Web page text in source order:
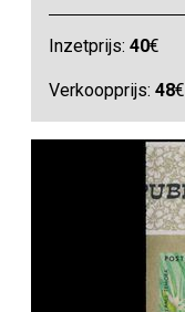
Inzetprijs:40€
Verkoopprijs:48€